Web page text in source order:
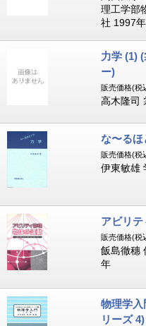
理工学部
社 1997年
力学 (1)
ー)
販売価格(税
高木隆司
な〜る
販売価格(税
伊東敏雄
アビリ
販売価格(税
飯島徹穗
年
物理学入
リーズ 4)